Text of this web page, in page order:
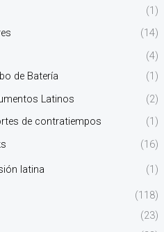
(1)
(14)
(4)
de Batería
(1)
Latinos
(2)
de contratiempos
(1)
(16)
latina (1)
(118)
(23)